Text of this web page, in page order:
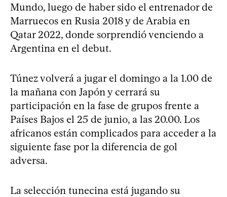
Mundo, luego de haber sido el entrenador de
Marruecos en Rusia 2018 y de Arabia en
Qatar 2022, donde sorprendió venciendo a
Argentina en el debut.
Túnez volverá a jugar el domingo a la 1.00 de
la mañana con Japón y cerrará su
participación en la fase de grupos frente a
Países Bajos el 25 de junio, a las 20.00. Los
africanos están complicados para acceder a la
siguiente fase por la diferencia de gol
adversa.
La selección tunecina está jugando su